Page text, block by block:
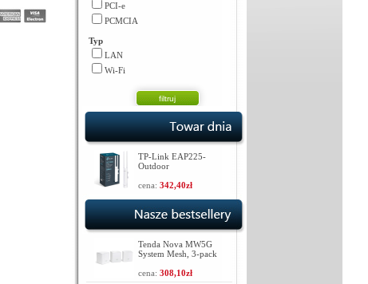
PCI-e
PCMCIA
Typ
LAN
Wi-Fi
TP-Link EAP225-
Outdoor
cena: 342,40zł
Tenda Nova MW5G
System Mesh, 3-pack
cena: 308,10zł